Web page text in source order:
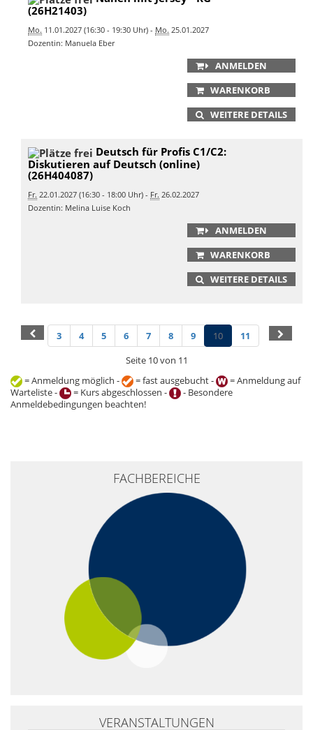
(26H21403)
Mo. 11.01.2027 (16:30 - 19:30 Uhr) - Mo. 25.01.2027
Dozentin: Manuela Eber
ANMELDEN
WARENKORB
WEITERE DETAILS
Deutsch für Profis C1/C2:
Diskutieren auf Deutsch (online)
(26H404087)
Fr. 22.01.2027 (16:30 - 18:00 Uhr) - Fr. 26.02.2027
Dozentin: Melina Luise Koch
ANMELDEN
WARENKORB
WEITERE DETAILS
3 4 5 6 7 8 9 10
11
Seite 10 von 11
= Anmeldung möglich -
= fast ausgebucht -
= Anmeldung auf
Warteliste -
= Kurs abgeschlossen -
- Besondere
Anmeldebedingungen beachten!
FACHBEREICHE
VERANSTALTUNGEN